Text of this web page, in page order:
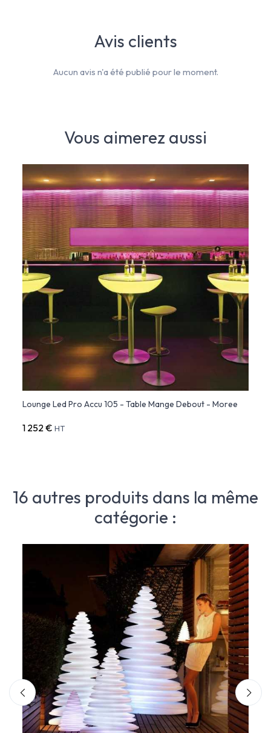
Vous aimerez aussi
Lounge Led Pro Accu 105 - Table Mange Debout - Moree
1 252 € HT
Avis clients
Aucun avis n'a été publié pour le moment.
16 autres produits dans la même
catégorie :